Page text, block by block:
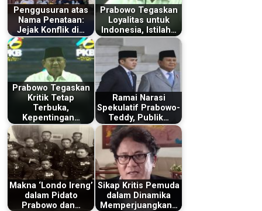
Penggusuran atas
Nama Penataan:
Jejak Konflik di…
Prabowo Tegaskan
Loyalitas untuk
Indonesia, Istilah…
Prabowo Tegaskan
Kritik Tetap
Terbuka,
Kepentingan…
Ramai Narasi
Spekulatif Prabowo-
Teddy, Publik…
Makna ‘Londo Ireng’
dalam Pidato
Prabowo dan…
Sikap Kritis Pemuda
dalam Dinamika
Memperjuangkan…